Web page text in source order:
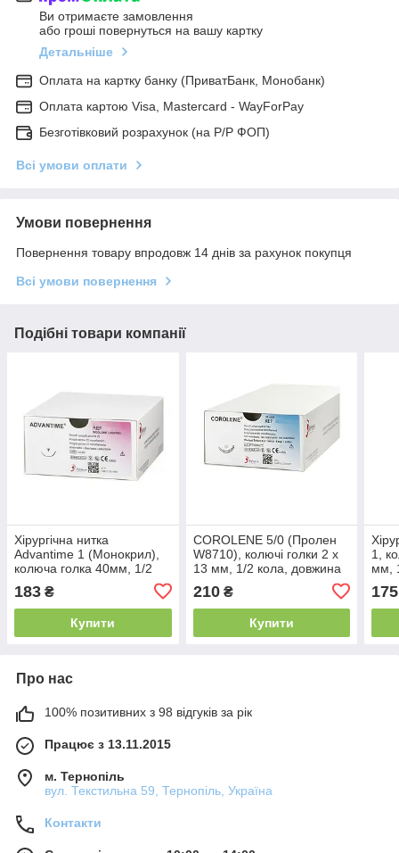
Ви отримаєте замовлення
або гроші повернуться на вашу картку
Детальніше
Оплата на картку банку (ПриватБанк, Монобанк)
Оплата картою Visa, Mastercard - WayForPay
Безготівковий розрахунок (на Р/Р ФОП)
Всі умови оплати
Умови повернення
Повернення товару впродовж 14 днів за рахунок покупця
Всі умови повернення
Подібні товари компанії
Хірургічна нитка
Advantime 1 (Монокрил),
колюча голка 40мм, 1/2
15S40A (W3457)
183 ₴
Купити
COROLENE 5/0 (Пролен
W8710), колючі голки 2 х
13 мм, 1/2 кола, довжина
210₴
Купити
1,
мм,
175
Про нас
100% позитивних з 98 відгуків за рік
Працює з 13.11.2015
м. Тернопіль
вул. Текстильна 59, Тернопіль, Україна
Контакти